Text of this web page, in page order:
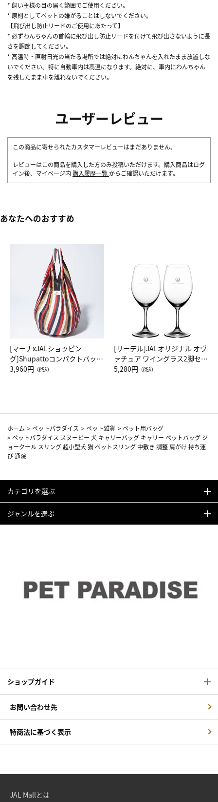
* 飼い主様の目の届く範囲でご使用ください。
* 原則としてペットの嫌がることはしないでください。
【飛び出し防止リードのご使用にあたって】
* 必ずわんちゃんの首輪に飛び出し防止リードを付けて飛び出さないように長
さを調節してください。
* 高温時・直射日光の当たる場所では絶対にわんちゃんを入れたまま放置しな
いでください。特に自動車内は高温になります。絶対に、車内にわんちゃん
を残したまま車を離れないでください。
ユーザーレビュー
この商品に寄せられたカスタマーレビューはまだありません。
レビューはこの商品を購入した方のみ投稿いただけます。購入商品はログ
イン後、マイページ内 購入履歴一覧 からご確認いただけます。
あなたへのおすすめ
[マーナxJALショッピン
グ]Shupattoコンパクトバッグ
Drop JAL客室乗務員（LC）ス
3,960円 （税込）
[リーデル]JALオリジナル オヴ
ァチュア ワイングラス2脚セッ
ト（レッドワイン）
5,280円 （税込）
ホーム >ペットパラダイス >ペット雑貨 >ペット用バッグ
>ペットパラダイス スヌーピー 犬 キャリーバッグ キャリー ペットバッグ ジ
ョークール スリング 超小型犬 猫 ペットスリング 中敷き 調整 肩がけ 持ち運
び 通院
カテゴリを選ぶ
ジャンルを選ぶ
ショップガイド
お問い合わせ先
特商法に基づく表示
JAL Mallとは